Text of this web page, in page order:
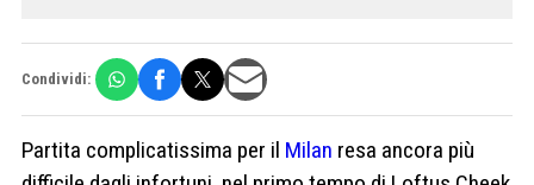
Condividi:
Partita complicatissima per il Milan resa ancora più